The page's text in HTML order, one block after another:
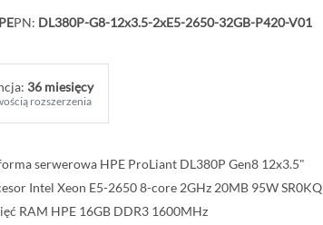
PN: DL380P-G8-12x3.5-2xE5-2650-32GB-P420-V01
36 miesięcy
rozszerzenia
serwerowa HPE ProLiant DL380P Gen8 12x3.5"
Intel Xeon E5-2650 8-core 2GHz 20MB 95W SR0KQ
RAM HPE 16GB DDR3 1600MHz